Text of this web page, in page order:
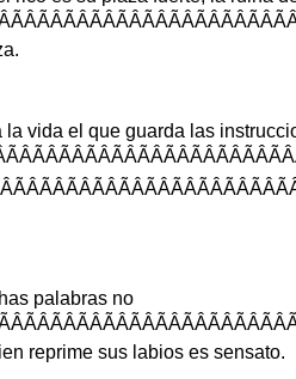
.
la vida el que guarda las
palabras no
reprime sus labios es sensato.